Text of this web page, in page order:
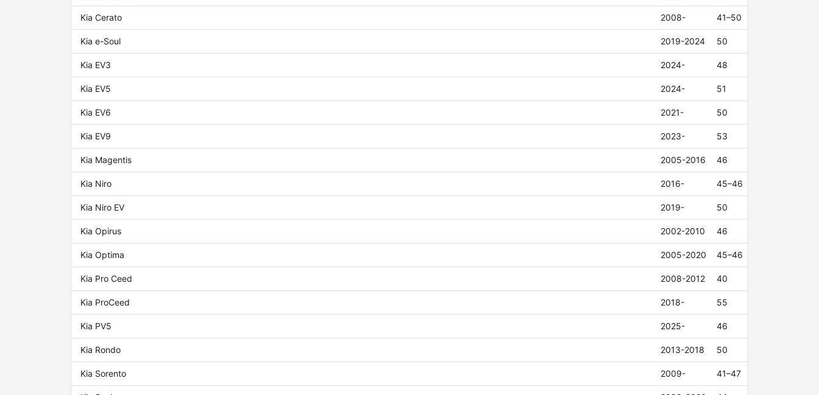
Kia Cerato 2008- 41–50
Kia e-Soul 2019-2024 50
Kia EV3 2024- 48
Kia EV5 2024- 51
Kia EV6 2021- 50
Kia EV9 2023- 53
Kia Magentis 2005-2016 46
Kia Niro 2016- 45–46
Kia Niro EV 2019- 50
Kia Opirus 2002-2010 46
Kia Optima 2005-2020 45–46
Kia Pro Ceed 2008-2012 40
Kia ProCeed 2018- 55
Kia PV5 2025- 46
Kia Rondo 2013-2018 50
Kia Sorento 2009- 41–47